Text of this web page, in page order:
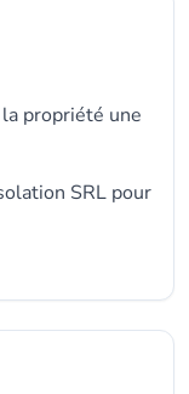
propriété une
SRL pour